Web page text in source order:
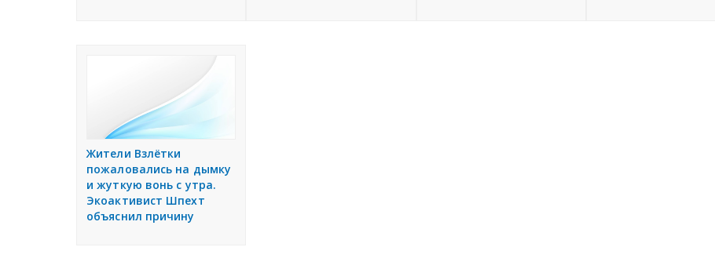
Жители Взлётки
пожаловались на дымку
и жуткую вонь с утра.
Экоактивист Шпехт
объяснил причину